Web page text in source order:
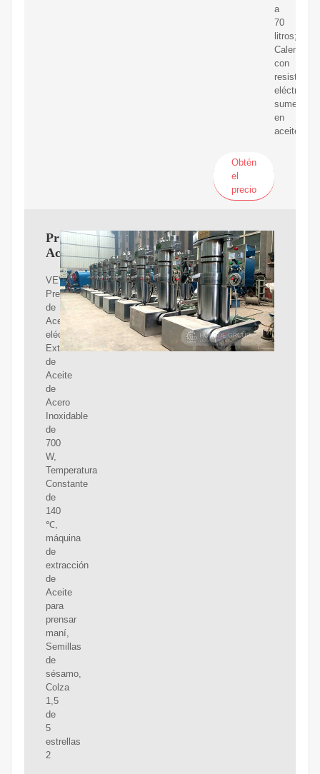
a
70
litros;
con
eléctricas
en
aceite
Obtén
el
precio
Prensa
Aceite
VEVOR
Prensa
de
Aceite
eléctrica,
Extractor
de
Aceite
de
Acero
Inoxidable
de
700
W,
Temperatura
Constante
de
140
℃,
máquina
de
extracción
de
Aceite
para
prensar
maní,
Semillas
de
sésamo,
Colza
1,5
de
5
estrellas
2